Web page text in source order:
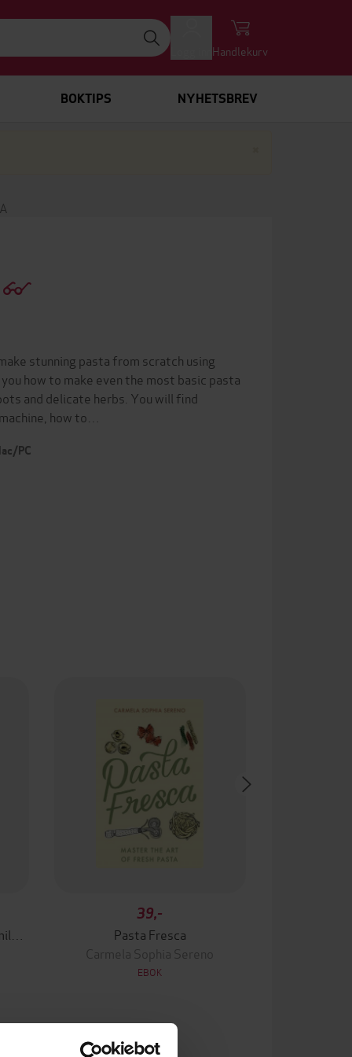
Handlekurv
BOKTIPS NYHETSBREV
stunning pasta from scratch using
how to make even the most basic pasta
and delicate herbs. You will find
how to…
PC
39,-
Pasta Fresca
Carmela Sophia Sereno
EBOK